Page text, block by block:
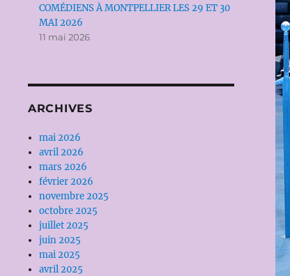
COMÉDIENS À MONTPELLIER LES 29 ET 30
MAI 2026
11 mai 2026
ARCHIVES
mai 2026
avril 2026
mars 2026
février 2026
novembre 2025
octobre 2025
juillet 2025
juin 2025
mai 2025
avril 2025